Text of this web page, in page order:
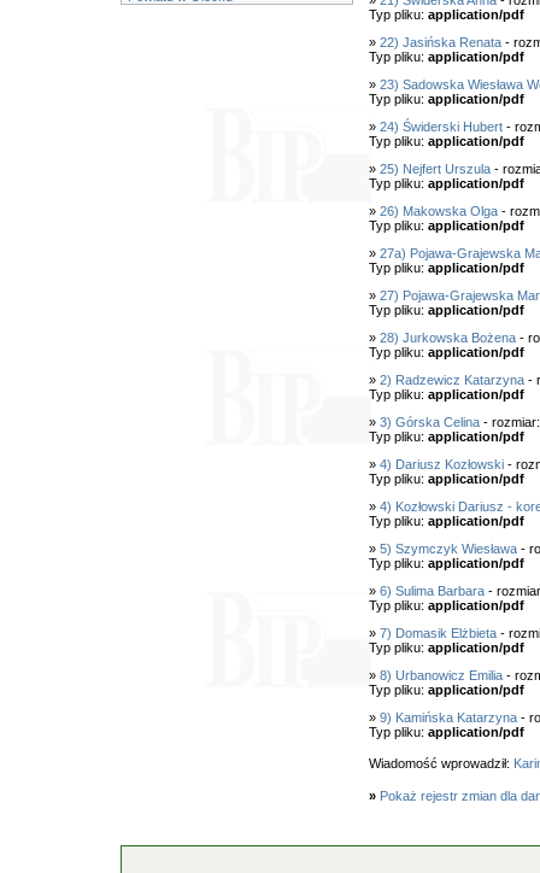
Typ pliku: application/pdf
» 22) Jasińska Renata-
Typ pliku: application/pdf
» 23) Sadowska Wiesława
Typ pliku: application/pdf
» 24) Świderski Hubert-
Typ pliku: application/pdf
» 25) Nejfert Urszula-
Typ pliku: application/pdf
» 26) Makowska Olga-
Typ pliku: application/pdf
» 27a) Pojawa-Grajewska
Typ pliku: application/pdf
» 27) Pojawa-Grajewska
Typ pliku: application/pdf
» 28) Jurkowska Bożena-
Typ pliku: application/pdf
» 2) Radzewicz Katarzyna-
Typ pliku: application/pdf
» 3) Górska Celina-
Typ pliku: application/pdf
» 4) Dariusz Kozłowski-
Typ pliku: application/pdf
» 4) Kozłowski Dariusz -
Typ pliku: application/pdf
» 5) Szymczyk Wiesława-
Typ pliku: application/pdf
» 6) Sulima Barbara-
Typ pliku: application/pdf
» 7) Domasik Elżbieta-
Typ pliku: application/pdf
» 8) Urbanowicz Emilia-
Typ pliku: application/pdf
» 9) Kamińska Katarzyna-
Typ pliku: application/pdf
Wiadomość wprowadził:
» Pokaż rejestr zmian dla